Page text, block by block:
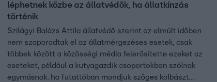
léphetnek közbe az állatvédők, ha állatkínzás
történik
Szilágyi Balázs Attila állatvédő szerint az elmúlt időben
nem szaporodtak el az állatmérgezéses esetek, csak
többek között a közösségi média felerősítette ezeket az
eseteket, például a kutyagazdik csoportokban szólnak
egymásnak, ha futattóban mondjuk szöges kolbászt